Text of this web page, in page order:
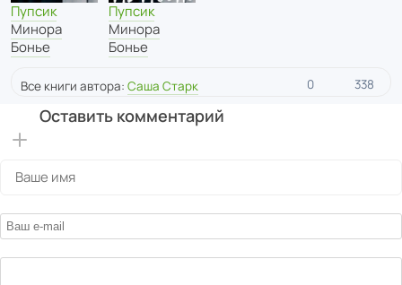
Пупсик
Минора
Бонье
Пупсик
Минора
Бонье
Все книги автора: Саша Старк 0 338
Оставить комментарий